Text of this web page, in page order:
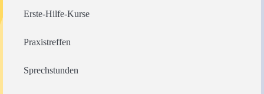
Erste-Hilfe-Kurse
Praxistreffen
Sprechstunden